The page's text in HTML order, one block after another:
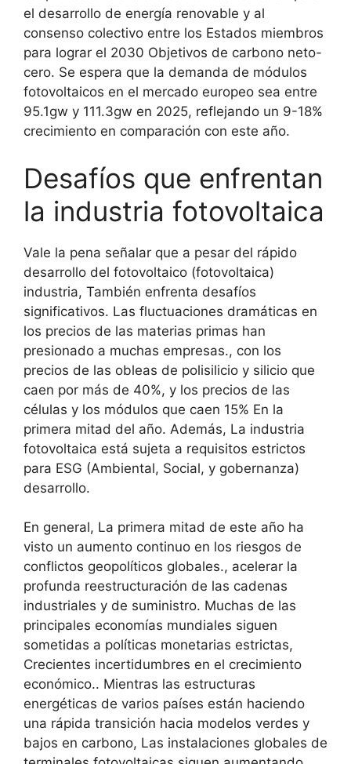
el desarrollo de energía renovable y al
consenso colectivo entre los Estados miembros
para lograr el 2030 Objetivos de carbono neto-
cero. Se espera que la demanda de módulos
fotovoltaicos en el mercado europeo sea entre
95.1gw y 111.3gw en 2025, reflejando un 9-18%
crecimiento en comparación con este año.
Desafíos que enfrentan
la industria fotovoltaica
Vale la pena señalar que a pesar del rápido
desarrollo del fotovoltaico (fotovoltaica)
industria, También enfrenta desafíos
significativos. Las fluctuaciones dramáticas en
los precios de las materias primas han
presionado a muchas empresas., con los
precios de las obleas de polisilicio y silicio que
caen por más de 40%, y los precios de las
células y los módulos que caen 15% En la
primera mitad del año. Además, La industria
fotovoltaica está sujeta a requisitos estrictos
para ESG (Ambiental, Social, y gobernanza)
desarrollo.
En general, La primera mitad de este año ha
visto un aumento continuo en los riesgos de
conflictos geopolíticos globales., acelerar la
profunda reestructuración de las cadenas
industriales y de suministro. Muchas de las
principales economías mundiales siguen
sometidas a políticas monetarias estrictas,
Crecientes incertidumbres en el crecimiento
económico.. Mientras las estructuras
energéticas de varios países están haciendo
una rápida transición hacia modelos verdes y
bajos en carbono, Las instalaciones globales de